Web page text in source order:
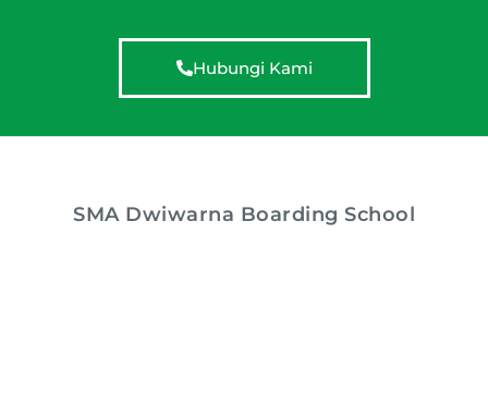
Hubungi Kami
SMA Dwiwarna Boarding School